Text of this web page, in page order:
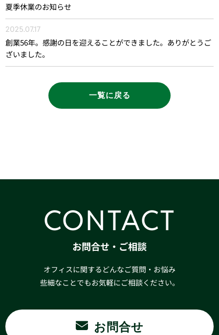
夏季休業のお知らせ
2025.07.17
創業56年。感謝の日を迎えることができました。ありがとうご
ざいました。
一覧に戻る
CONTACT
お問合せ・ご相談
オフィスに関するどんなご質問・お悩み
些細なことでもお気軽にご相談ください。
お問合せ